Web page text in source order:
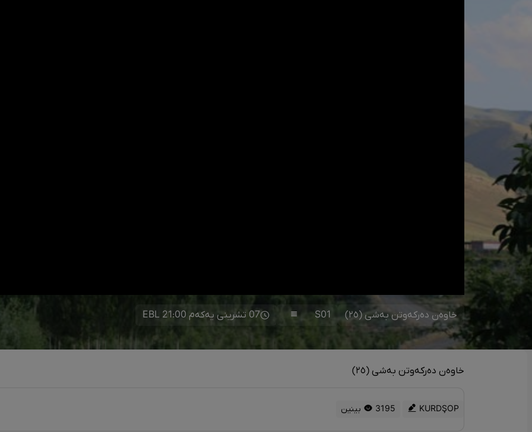
خاوەن دەرکەوتن بەشی (٢٥) S01 07 تشرینی یەکەم 21:00 EBL
خاوەن دەرکەوتن بەشی (٢٥)
KURDŞOP 3195 بینین